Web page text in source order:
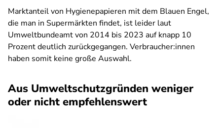
Marktanteil von Hygienepapieren mit dem Blauen Engel,
die man in Supermärkten findet, ist leider laut
Umweltbundeamt von 2014 bis 2023 auf knapp 10
Prozent deutlich zurückgegangen. Verbraucher:innen
haben somit keine große Auswahl.
Aus Umweltschutzgründen weniger
oder nicht empfehlenswert